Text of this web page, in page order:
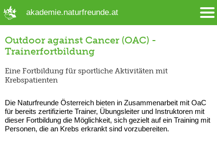
akademie.naturfreunde.at
Outdoor against Cancer (OAC) -
Trainerfortbildung
Eine Fortbildung für sportliche Aktivitäten mit
Krebspatienten
Die Naturfreunde Österreich bieten in Zusammenarbeit mit OaC
für bereits zertifizierte Trainer, Übungsleiter und Instruktoren mit
dieser Fortbildung die Möglichkeit, sich gezielt auf ein Training mit
Personen, die an Krebs erkrankt sind vorzubereiten.